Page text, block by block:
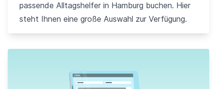
passende Alltagshelfer in Hamburg buchen. Hier
steht Ihnen eine große Auswahl zur Verfügung.